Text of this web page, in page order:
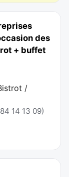
des
+ buffet
/
14 13 09)